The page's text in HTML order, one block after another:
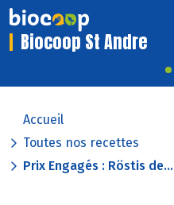
Biocoop St Andre
Accueil
Toutes nos recettes
Prix Engagés : Röstis de...